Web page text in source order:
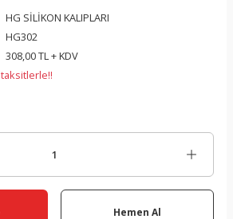
HG SİLİKON KALIPLARI
HG302
308,00 TL + KDV
Hemen Al